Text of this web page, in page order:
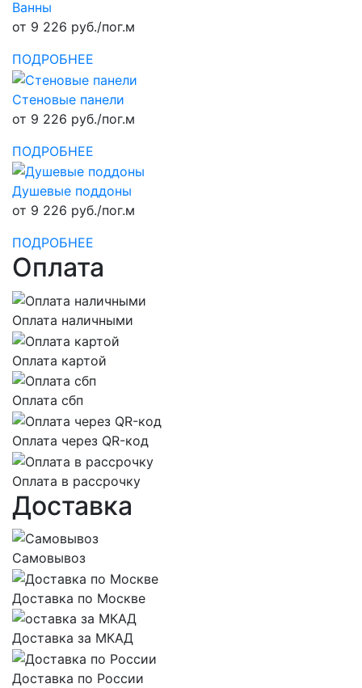
Ванны
от 9 226 руб./пог.м
ПОДРОБНЕЕ
Стеновые панели
от 9 226 руб./пог.м
ПОДРОБНЕЕ
Душевые поддоны
от 9 226 руб./пог.м
ПОДРОБНЕЕ
Оплата
Оплата наличными
Оплата картой
Оплата сбп
Оплата через QR-код
Оплата в рассрочку
Доставка
Самовывоз
Доставка по Москве
Доставка за МКАД
Доставка по России